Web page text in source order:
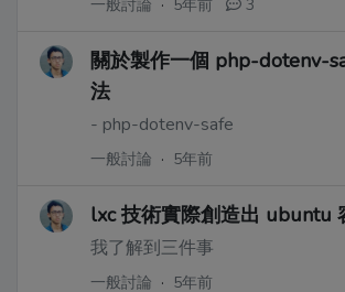
一般討論 · 5年前 3
關於製作一個 php-dotenv-
法
- php-dotenv-safe
一般討論 · 5年前
lxc 技術實際創造出 ubuntu
我了解到三件事
一般討論 · 5年前